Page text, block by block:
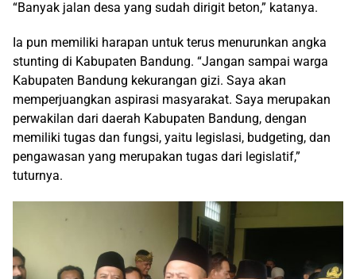
“Banyak jalan desa yang sudah dirigit beton,” katanya.
Ia pun memiliki harapan untuk terus menurunkan angka
stunting di Kabupaten Bandung. “Jangan sampai warga
Kabupaten Bandung kekurangan gizi. Saya akan
memperjuangkan aspirasi masyarakat. Saya merupakan
perwakilan dari daerah Kabupaten Bandung, dengan
memiliki tugas dan fungsi, yaitu legislasi, budgeting, dan
pengawasan yang merupakan tugas dari legislatif,”
tuturnya.